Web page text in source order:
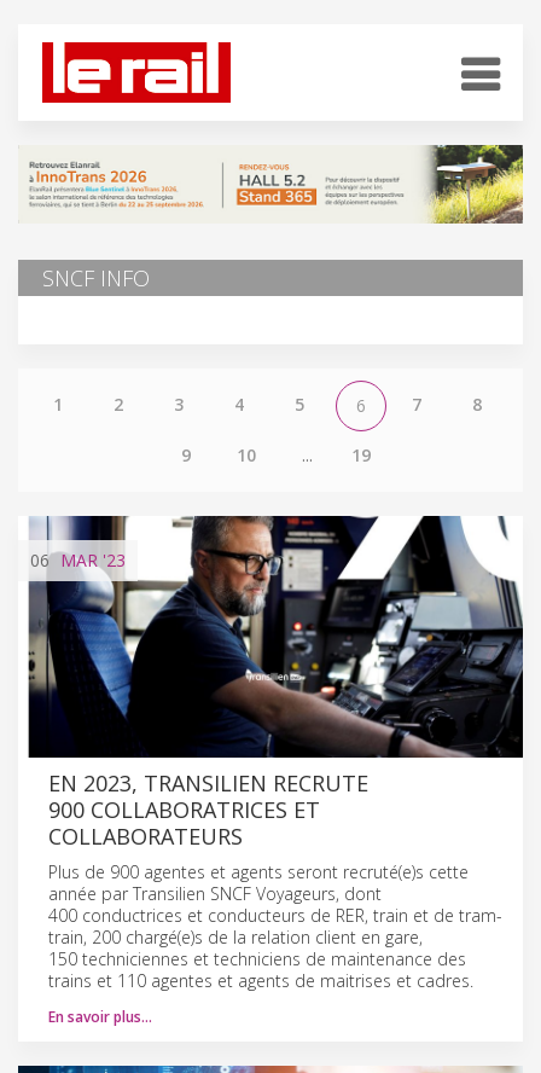
SNCF INFO
1 2 3 4 5 6 7 8
9 10 ... 19
06 MAR '23
EN 2023, TRANSILIEN RECRUTE
900 COLLABORATRICES ET
COLLABORATEURS
Plus de 900 agentes et agents seront recruté(e)s cette
année par Transilien SNCF Voyageurs, dont
400 conductrices et conducteurs de RER, train et de tram-
train, 200 chargé(e)s de la relation client en gare,
150 techniciennes et techniciens de maintenance des
trains et 110 agentes et agents de maitrises et cadres.
En savoir plus…